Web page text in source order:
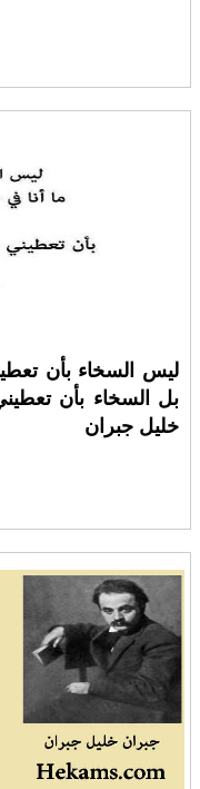
ليس السخاء بأن
بل السخاء بأن
خليل جبران